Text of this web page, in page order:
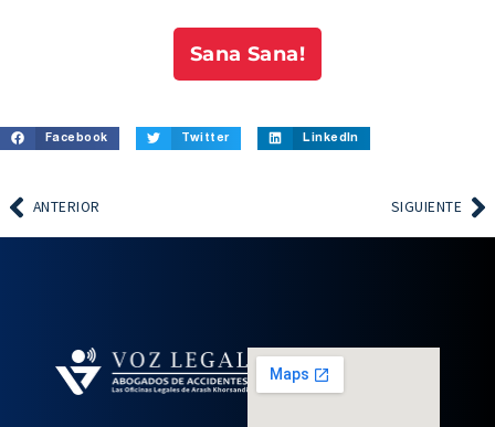
Sana Sana!
Facebook Twitter LinkedIn
ANTERIOR SIGUIENTE